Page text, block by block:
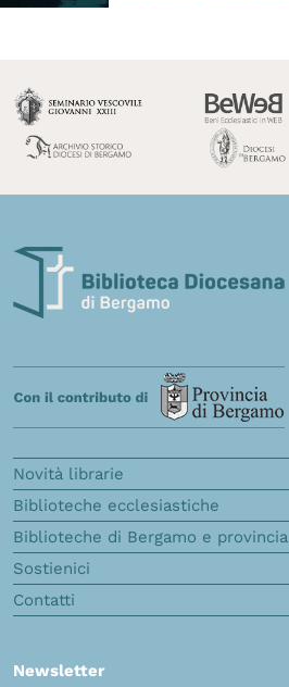
Novità librarie
Biblioteche ecclesiastiche
Biblioteche di Bergamo e provincia
Sostienici
Contatti
Newsletter